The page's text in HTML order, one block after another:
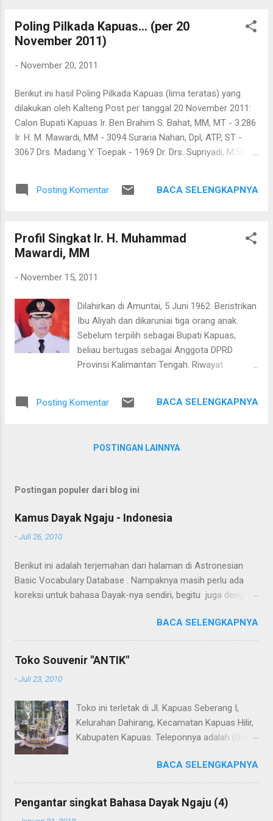
Poling Pilkada Kapuas... (per 20
November 2011)
- November 20, 2011
Berikut ini hasil Poling Pilkada Kapuas (lima teratas) yang
dilakukan oleh Kalteng Post per tanggal 20 November 2011:
Calon Bupati Kapuas Ir. Ben Brahim S. Bahat, MM, MT - 3.286
Ir. H. M. Mawardi, MM - 3094 Suraria Nahan, Dpl, ATP, ST -
3067 Drs. Madang Y. Toepak - 1969 Dr. Drs. Supriyadi, M.Si -
528 Aprianto Liun Ladju, M.Pd - 460 Dr. Jhon Wardie I Unjung,
SP, MP - 443 Ir. Herson B. Aden, M.Si - 437 Habib Ismail
Posting Komentar BACA SELENGKAPNYA
Profil Singkat Ir. H. Muhammad
Mawardi, MM
- November 15, 2011
Dilahirkan di Amuntai, 5 Juni 1962. Beristrikan
Ibu Aliyah dan dikaruniai tiga orang anak.
Sebelum terpilih sebagai Bupati Kapuas,
beliau bertugas sebagai Anggota DPRD
Provinsi Kalimantan Tengah. Riwayat
Kota Baru lulus tahun 1977 SLTA Negeri Kota
Krisna Dwipayana (S2) lulus tahun 1999
Pengalaman organisasi dan pekerjaan beliau
adalah sebagai berikut: Kepala Cabang
Djajanti Group (1990-2001) Direktur
Ketua Komisi D DPRD Provinsi Kalimantan
Tengah (2004-2009) PMI Kota Palangka Raya
(2006-2009) Ketua Yayasan Pembangunan
Penyantun GNOTA Kalimantan Tengah
(2000-2004) Dewan Pengasuh Badan
Pengelola Dana Levy...
Posting Komentar BACA SELENGKAPNYA
POSTINGAN LAINNYA
Postingan populer dari blog ini
Kamus Dayak Ngaju - Indonesia
-Juli 26, 2010
Berikut ini adalah terjemahan dari halaman di Astronesian
Basic Vocabulary Database . Nampaknya masih perlu ada
koreksi untuk bahasa Dayak-nya sendiri, begitu juga dengan
Translate . Koreksi bahasa dibantu oleh Dra. Hernawaty,
M.Kes. Untuk koreksi dari halaman ini dapat diberikan pada
komentar. Upaya penerjemahan Kamus Bahasa Dayak -
Dayak Ngaju - Indonesia .
BACA SELENGKAPNYA
Toko Souvenir "ANTIK"
-Juli 23, 2010
Toko ini terletak di Jl. Kapuas Seberang I,
Kelurahan Dahirang, Kecamatan Kapuas Hilir,
Kabupaten Kapuas. Teleponnya adalah (0513)
khas Kapuas seperti perahu naga yang
terbuat dari getah nyatu (sebagaimana
tampak dalam gambar berikut ini): Perahu
naga dari getah nyatu
BACA SELENGKAPNYA
Pengantar singkat Bahasa Dayak Ngaju (4)